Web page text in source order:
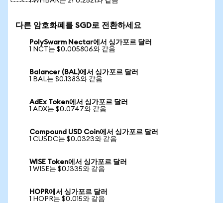
다른 암호화폐를 SGD로 전환하세요
PolySwarm Nectar에서 싱가포르 달러
1 NCT는 $0.005806와 같음
Balancer (BAL)에서 싱가포르 달러
1 BAL는 $0.1383와 같음
AdEx Token에서 싱가포르 달러
1 ADX는 $0.0747와 같음
Compound USD Coin에서 싱가포르 달러
1 CUSDC는 $0.0323와 같음
WISE Token에서 싱가포르 달러
1 WISE는 $0.1335와 같음
HOPR에서 싱가포르 달러
1 HOPR는 $0.015와 같음